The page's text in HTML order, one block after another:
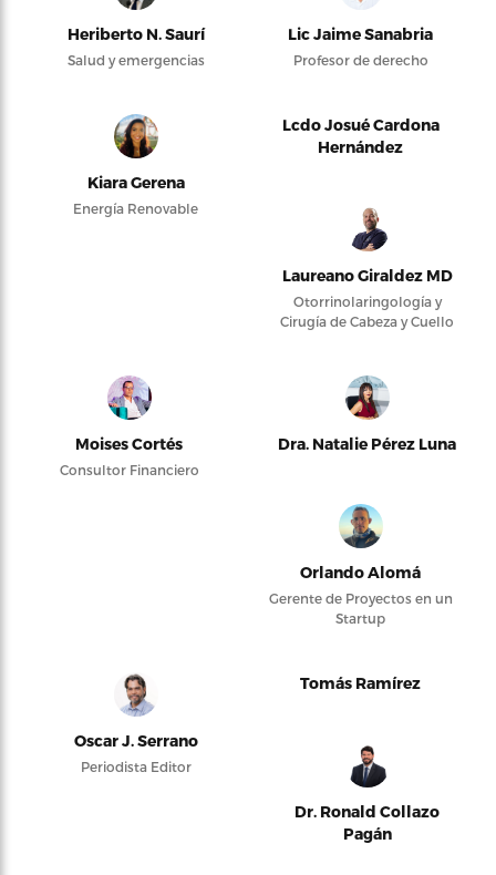
Heriberto N. Saurí
Salud y emergencias
Lic Jaime Sanabria
Profesor de derecho
Kiara Gerena
Energía Renovable
Lcdo Josué Cardona
Hernández
Laureano Giraldez MD
Otorrinolaringología y
Cirugía de Cabeza y Cuello
Moises Cortés
Consultor Financiero
Dra. Natalie Pérez Luna
Orlando Alomá
Gerente de Proyectos en un
Startup
Oscar J. Serrano
Periodista Editor
Tomás Ramírez
Dr. Ronald Collazo
Pagán